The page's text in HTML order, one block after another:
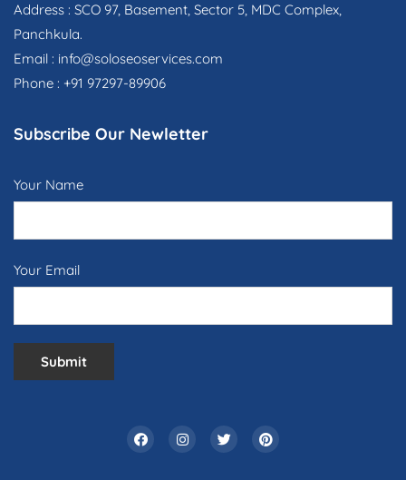
Address : SCO 97, Basement, Sector 5, MDC Complex,
Panchkula.
Email : info@soloseoservices.com
Phone : +91 97297-89906
Subscribe Our Newletter
Your Name
Your Email